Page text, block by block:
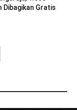
Dibagikan Gratis